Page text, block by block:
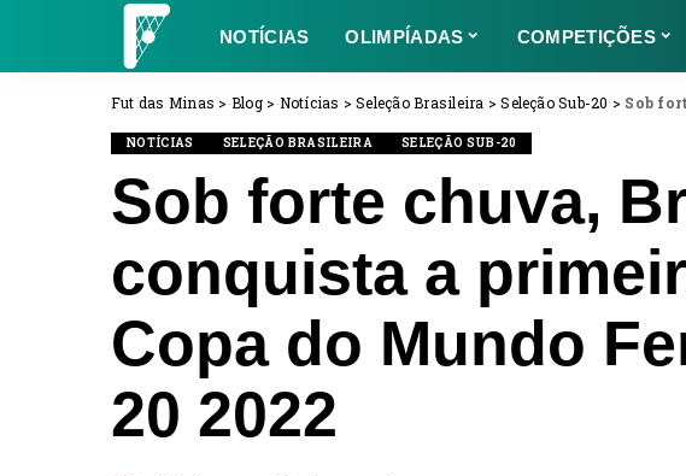
NOTÍCIAS OLIMPÍADAS COMPETIÇÕES
Fut das Minas > Blog> Notícias >Seleção Brasileira >Seleção Sub-20 > Sob forte
NOTÍCIAS SELEÇÃO BRASILEIRA SELEÇÃO SUB-20
Sob forte chuva,
conquista a
Copa do Mundo
20 2022